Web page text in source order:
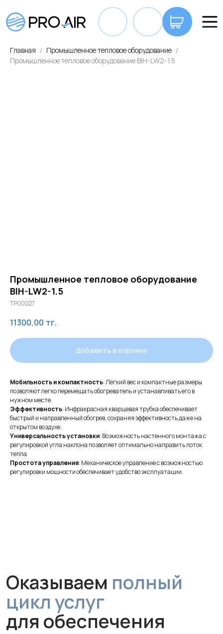
+7
Главная
Промышленное тепловое оборудование
Промышленное тепловое оборудование BIH-LW2-1.5
Промышленное тепловое оборудование
BIH-LW2-1.5
TP00027
11300,00 тг.
Добавить в корзину
Мобильность и компактность: Лёгкий вес и компактные размеры
позволяют легко перемещать обогреватель и устанавливать его в
нужном месте.
Эффективность: Инфракрасная кварцевая трубка обеспечивает
быстрый и направленный обогрев, сохраняя эффективность даже на
открытом воздухе.
Универсальность установки: Возможность настенного монтажа с
регулировкой угла наклона позволяет оптимально направить поток
тепла.
Простота управления: Механическое управление с возможностью
регулировки мощности обеспечивает удобство эксплуатации.
Оказываемполный
Профессиональная установка
за 1 час без грязи и сложного
ремонта. Гарантируем аккуратную
работу и надежное крепление
устройства.